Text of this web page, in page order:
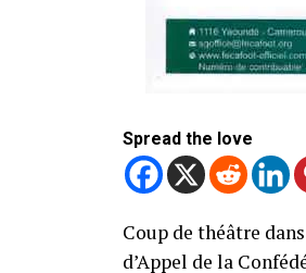
Spread the love
Coup de théâtre
d’Appel de la